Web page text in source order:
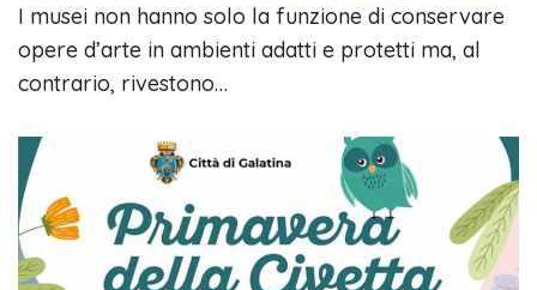
I musei non hanno solo la funzione di conservare
opere d’arte in ambienti adatti e protetti ma, al
contrario, rivestono…